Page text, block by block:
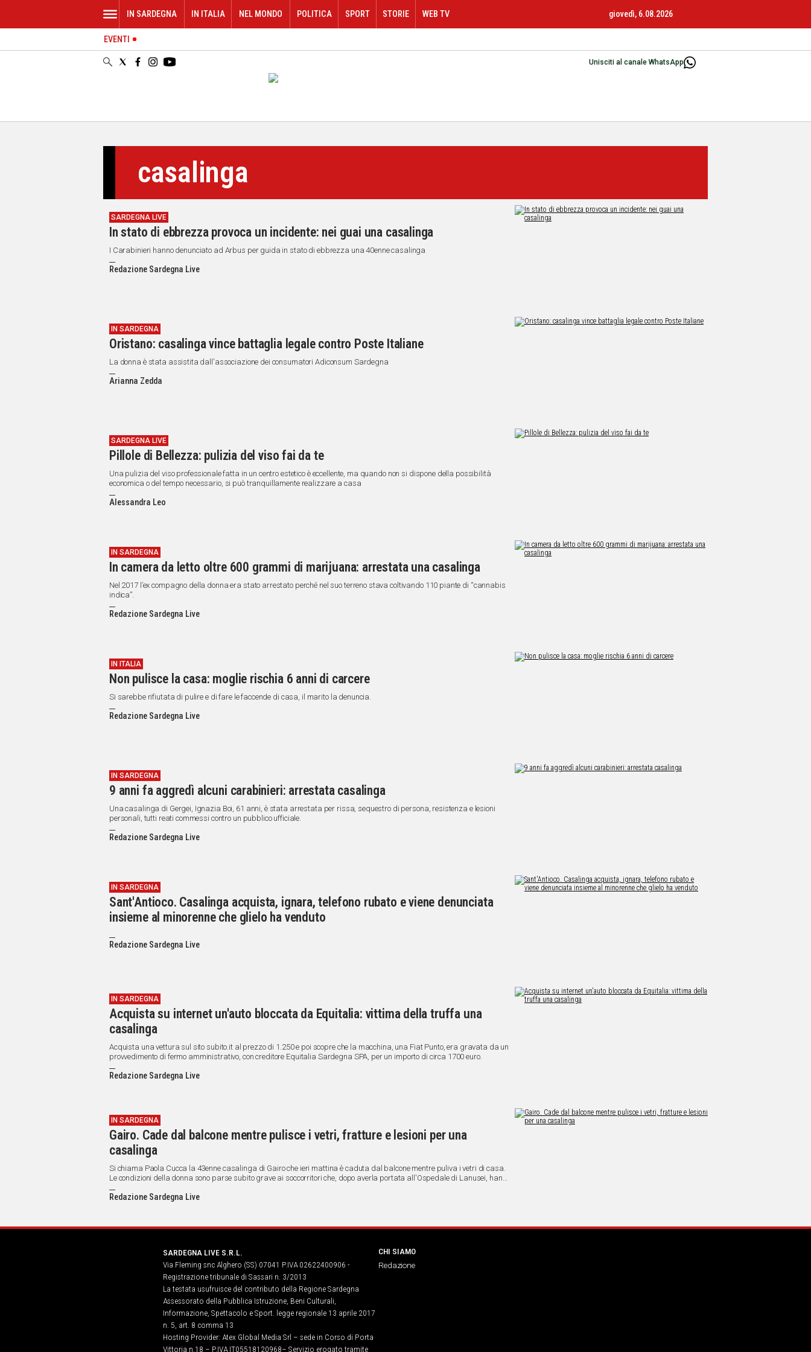
ORISTANO
Unisciti al canale WhatsApp
IN SARDEGNA IN ITALIA NEL MONDO POLITICA SPORT STORIE WEB TV giovedì, 6.08.2026
EVENTI
casalinga
SARDEGNA LIVE
In stato di ebbrezza provoca un incidente: nei guai una casalinga
I Carabinieri hanno denunciato ad Arbus per guida in stato di ebbrezza una 40enne casalinga
Redazione Sardegna Live
IN SARDEGNA
Oristano: casalinga vince battaglia legale contro Poste Italiane
La donna è stata assistita dall'associazione dei consumatori Adiconsum Sardegna
Arianna Zedda
SARDEGNA LIVE
Pillole di Bellezza: pulizia del viso fai da te
Una pulizia del viso professionale fatta in un centro estetico è eccellente, ma quando non si dispone della possibilità
economica o del tempo necessario, si può tranquillamente realizzare a casa
Alessandra Leo
IN SARDEGNA
In camera da letto oltre 600 grammi di marijuana: arrestata una casalinga
Nel 2017 l’ex compagno della donna era stato arrestato perché nel suo terreno stava coltivando 110 piante di “cannabis
indica”.
Redazione Sardegna Live
IN ITALIA
Non pulisce la casa: moglie rischia 6 anni di carcere
Si sarebbe rifiutata di pulire e di fare le faccende di casa, il marito la denuncia.
Redazione Sardegna Live
IN SARDEGNA
9 anni fa aggredì alcuni carabinieri: arrestata casalinga
Una casalinga di Gergei, Ignazia Boi, 61 anni, è stata arrestata per rissa, sequestro di persona, resistenza e lesioni
personali, tutti reati commessi contro un pubblico ufficiale.
Redazione Sardegna Live
IN SARDEGNA
Sant'Antioco. Casalinga acquista, ignara, telefono rubato e viene denunciata
insieme al minorenne che glielo ha venduto
Redazione Sardegna Live
IN SARDEGNA
Acquista su internet un'auto bloccata da Equitalia: vittima della truffa una
casalinga
Acquista una vettura sul sito subito.it al prezzo di 1.250 e poi scopre che la macchina, una Fiat Punto, era gravata da un
provvedimento di fermo amministrativo, con creditore Equitalia Sardegna SPA, per un importo di circa 1700 euro.
Redazione Sardegna Live
IN SARDEGNA
Gairo. Cade dal balcone mentre pulisce i vetri, fratture e lesioni per una
casalinga
Si chiama Paola Cucca la 43enne casalinga di Gairo che ieri mattina è caduta dal balcone mentre puliva i vetri di casa.
Le condizioni della donna sono parse subito grave ai soccorritori che, dopo averla portata all'Ospedale di Lanusei, hanno
chiesto l'intervento dell'elisoccorso per trasportarla al San Francesco di Nuoro.
Redazione Sardegna Live
SARDEGNA LIVE S.R.L.
Via Fleming snc Alghero (SS) 07041 P.IVA 02622400906 -
Registrazione tribunale di Sassari n. 3/2013
La testata usufruisce del contributo della Regione Sardegna
Assessorato della Pubblica Istruzione, Beni Culturali,
Informazione, Spettacolo e Sport. legge regionale 13 aprile 2017
n. 5, art. 8 comma 13
Hosting Provider: Atex Global Media Srl – sede in Corso di Porta
Vittoria n.18 – P.IVA IT05518120968​– Servizio erogato tramite
CHI SIAMO
Redazione